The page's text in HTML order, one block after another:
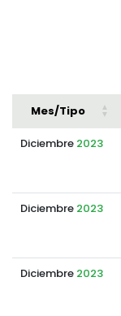
Mes/Tipo
Diciembre 2023
Diciembre 2023
Diciembre 2023